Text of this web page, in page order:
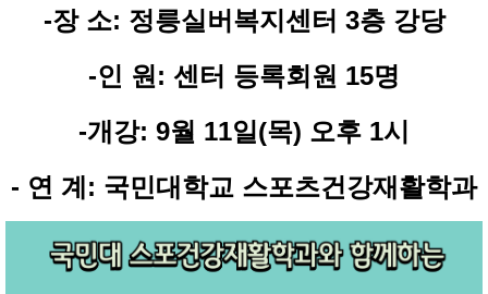
-장 소: 정릉실버복지센터 3층 강당
-인 원: 센터 등록회원 15명
-개강: 9월 11일(목) 오후 1시
- 연 계: 국민대학교 스포츠건강재활학과